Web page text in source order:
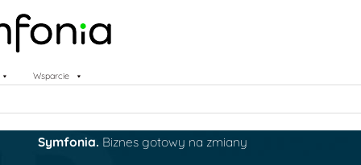
Wsparcie
Symfonia. Biznes gotowy na zmiany